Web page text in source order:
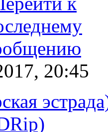
20:45